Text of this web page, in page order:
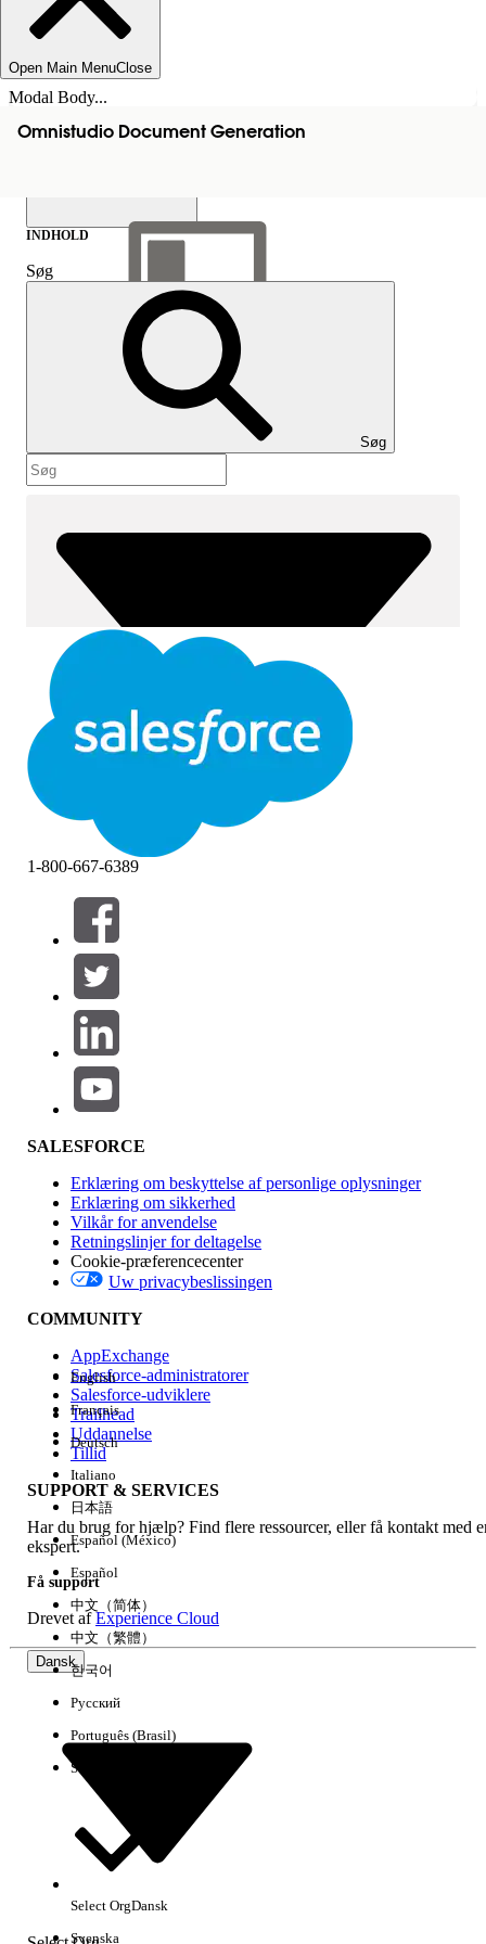
Open Main MenuClose
Modal Body...
Omnistudio Document Generation
Vis indholdsfortegnelse
Indhold
INDHOLD
Søg
Søg
Filtre (0)
VÆLG FILTRE
Produktområde
Funktionspåvirkning
Version
Experience
Ryd alle Udført
Her er nogle søgetips
Kontroller stavemåden for dine søgeord.
1-800-667-6389
SALESFORCE
Erklæring om beskyttelse af personlige oplysninger
Erklæring om sikkerhed
Vilkår for anvendelse
Retningslinjer for deltagelse
Cookie-præferencecenter
Uw privacybeslissingen
COMMUNITY
AppExchange
Salesforce-administratorer
Salesforce-udviklere
Trailhead
Uddannelse
Tillid
SUPPORT & SERVICES
Har du brug for hjælp? Find flere ressourcer, eller få kontakt med
ekspert.
Få support
Drevet afExperience Cloud
Dansk
English
Français
Deutsch
Italiano
日本語
Español (México)
Español
中文（简体）
中文（繁體）
한국어
Русский
Português (Brasil)
Suomi
Select OrgDansk
Svenska